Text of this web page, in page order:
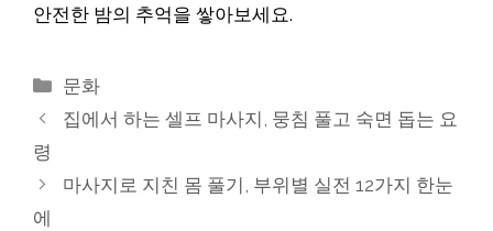
안전한 밤의 추억을 쌓아보세요.
카
테
문화
집에서 하는 셀프 마사지, 뭉침 풀고 숙면 돕는 요
령
마사지로 지친 몸 풀기, 부위별 실전 12가지 한눈
에